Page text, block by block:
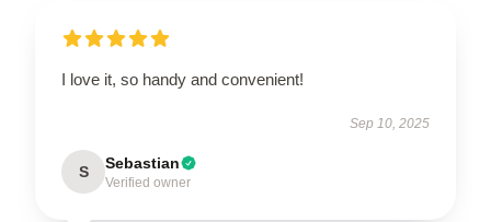
I love it, so handy and convenient!
Sep 10, 2025
S Sebastian
Verified owner